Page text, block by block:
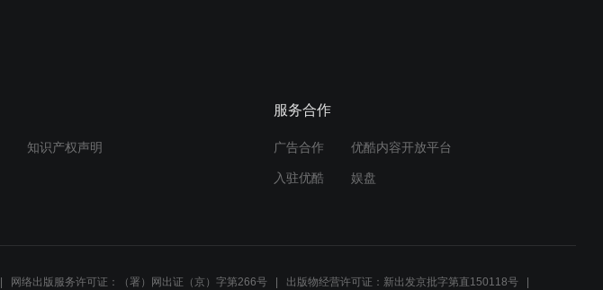
02:20
知识产权声明
服务合作
广告合作 优酷内容开放平台
入驻优酷 娱盘
网络出版服务许可证：（署）网出证（京）字第266号 出版物经营许可证：新出发京批字第直150118号